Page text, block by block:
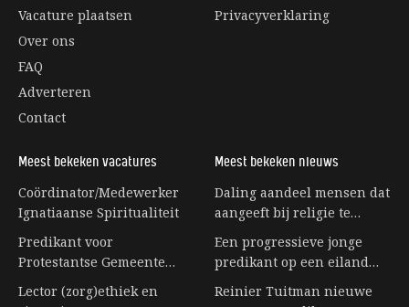
Vacature plaatsen
Over ons
FAQ
Adverteren
Contact
Privacyverklaring
Meest bekeken vacatures
Coördinator/Medewerker
Ignatiaanse Spiritualiteit
Predikant voor
Protestantse Gemeente
Lector (zorg)ethiek en
Meest bekeken nieuws
Daling aandeel mensen dat
aangeeft bij religie te
Een progressieve jonge
predikant op een eiland
Reinier Tuitman nieuwe